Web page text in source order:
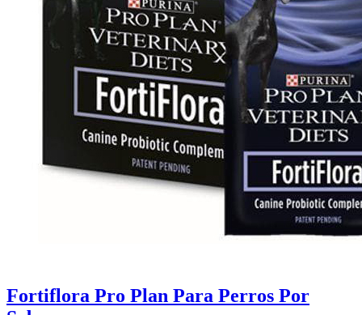
Fortiflora Pro Plan Para Perros Por